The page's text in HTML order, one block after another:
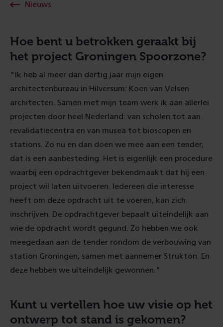
Nieuws
Hoe bent u betrokken geraakt bij
het project Groningen Spoorzone?
"Ik heb al meer dan dertig jaar mijn eigen
architectenbureau in Hilversum: Koen van Velsen
architecten. Samen met mijn team werk ik aan allerlei
projecten door heel Nederland: van scholen tot aan
revalidatiecentra en van musea tot bioscopen en
stations. Zo nu en dan doen we mee aan een tender,
dat is een aanbesteding. Het is eigenlijk een procedure
waarbij een opdrachtgever bekendmaakt dat hij een
project wil laten uitvoeren. Iedereen die interesse
heeft om deze opdracht uit te voeren, kan zich
inschrijven. De opdrachtgever bepaalt uiteindelijk aan
wie de opdracht wordt gegund. Zo hebben we ook
meegedaan aan de tender rondom de verbouwing van
station Groningen, samen met aannemer Strukton. En
deze hebben we uiteindelijk gewonnen."
Kunt u vertellen hoe uw visie op het
ontwerp tot stand is gekomen?